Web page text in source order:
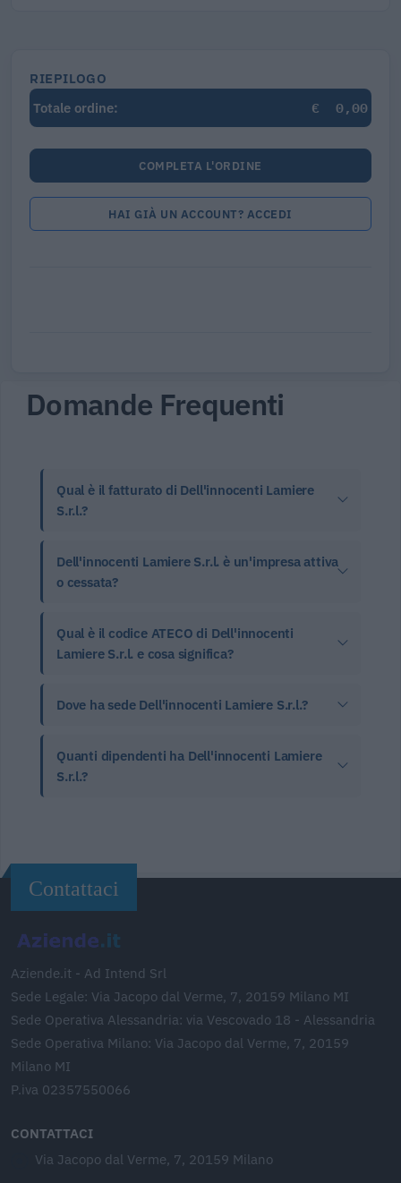
RIEPILOGO
Totale ordine:
€ 0,00
COMPLETA L'ORDINE
HAI GIÀ UN ACCOUNT? ACCEDI
Domande Frequenti
Qual è il fatturato di Dell'innocenti Lamiere
S.r.l.?
Dell'innocenti Lamiere S.r.l. è un'impresa attiva
o cessata?
Qual è il codice ATECO di Dell'innocenti
Lamiere S.r.l. e cosa significa?
Dove ha sede Dell'innocenti Lamiere S.r.l.?
Quanti dipendenti ha Dell'innocenti Lamiere
S.r.l.?
Contattaci
Aziende.it - Ad Intend Srl
Sede Legale: Via Jacopo dal Verme, 7, 20159 Milano MI
Sede Operativa Alessandria: via Vescovado 18 - Alessandria
Sede Operativa Milano: Via Jacopo dal Verme, 7, 20159
Milano MI
P.iva 02357550066
CONTATTACI
Via Jacopo dal Verme, 7, 20159 Milano